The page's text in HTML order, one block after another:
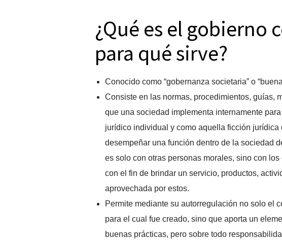
¿Qué es el gobierno
para qué sirve?
Conocido como “gobernanza societaria” o
Consiste en las normas, procedimientos, guías,
que una sociedad implementa internamente
jurídico individual y como aquella ficción jurídica
desempeñar una función dentro de la sociedad
es solo con otras personas morales, sino con
con el fin de brindar un servicio, productos,
aprovechada por estos.
Permite mediante su autorregulación no solo el
para el cual fue creado, sino que aporta un
buenas prácticas, pero sobre todo